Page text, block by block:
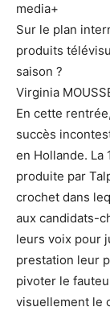
media+
Sur le plan
produits
saison ?
Virginia
En cette
succès
en Hollande. La
produite par
crochet dans
aux candidats-
leurs voix pour
prestation leur
pivoter le
visuellement le